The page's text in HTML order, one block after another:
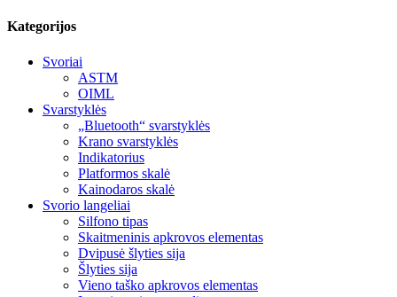
Kategorijos
Svoriai
ASTM
OIML
Svarstyklės
„Bluetooth“ svarstyklės
Krano svarstyklės
Indikatorius
Platformos skalė
Kainodaros skalė
Svorio langeliai
Silfono tipas
Skaitmeninis apkrovos elementas
Dvipusė šlyties sija
Šlyties sija
Vieno taško apkrovos elementas